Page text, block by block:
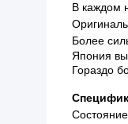
В каждом
Более
Япония
Гораздо